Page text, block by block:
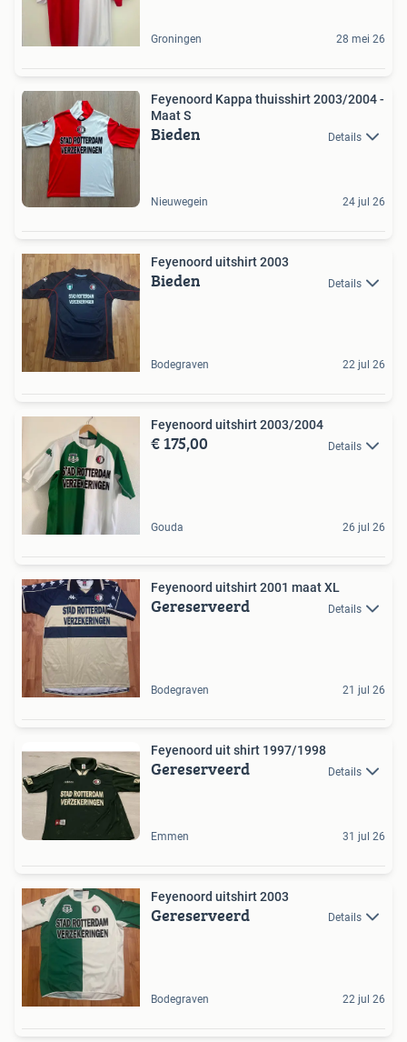
Groningen 28 mei 26
Feyenoord Kappa thuisshirt 2003/2004 -
Maat S
Bieden Details
Nieuwegein 24 jul 26
Feyenoord uitshirt 2003
Bieden Details
Bodegraven 22 jul 26
Feyenoord uitshirt 2003/2004
€ 175,00 Details
Gouda 26 jul 26
Feyenoord uitshirt 2001 maat XL
Gereserveerd Details
Bodegraven 21 jul 26
Feyenoord uit shirt 1997/1998
Gereserveerd Details
Emmen 31 jul 26
Feyenoord uitshirt 2003
Gereserveerd Details
Bodegraven 22 jul 26